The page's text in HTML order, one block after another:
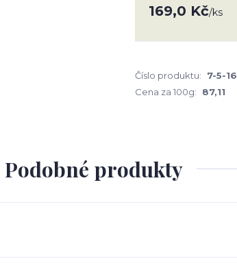
169,0 Kč/ks
Číslo produktu: 7-5-16
Cena za 100g:
87,11
Podobné produkty